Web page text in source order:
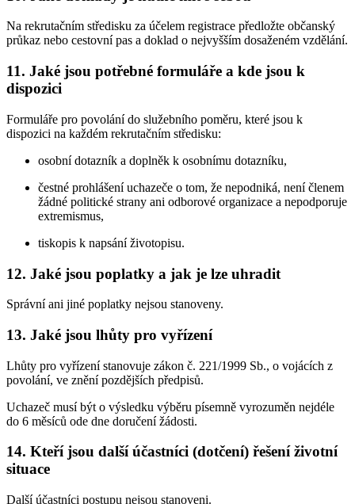
Na rekrutačním středisku za účelem registrace předložte občanský
průkaz nebo cestovní pas a doklad o nejvyšším dosaženém vzdělání.
11. Jaké jsou potřebné formuláře a kde jsou k
dispozici
Formuláře pro povolání do služebního poměru, které jsou k
dispozici na každém rekrutačním středisku:
osobní dotazník a doplněk k osobnímu dotazníku,
čestné prohlášení uchazeče o tom, že nepodniká, není členem
žádné politické strany ani odborové organizace a nepodporuje
extremismus,
tiskopis k napsání životopisu.
12. Jaké jsou poplatky a jak je lze uhradit
Správní ani jiné poplatky nejsou stanoveny.
13. Jaké jsou lhůty pro vyřízení
Lhůty pro vyřízení stanovuje zákon č. 221/1999 Sb., o vojácích z
povolání, ve znění pozdějších předpisů.
Uchazeč musí být o výsledku výběru písemně vyrozuměn nejdéle
do 6 měsíců ode dne doručení žádosti.
14. Kteří jsou další účastníci (dotčení) řešení životní
situace
Další účastníci postupu nejsou stanoveni.